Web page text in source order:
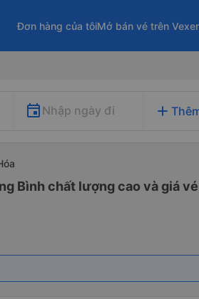
Đơn hàng của tôiMở bán vé trên
Nhập ngày đi add
Bình chất lượng cao và giá